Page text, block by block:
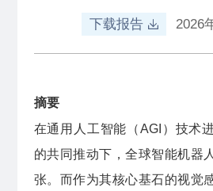
下载报告 2026
摘要
在通用人工智能（AGI）技术
的共同推动下，全球智能机器
张。而作为其核心基石的视觉